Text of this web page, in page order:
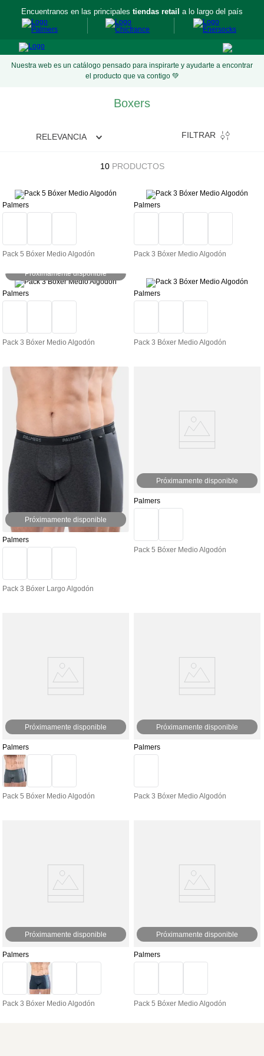
Encuentranos en las principales tiendas retail a lo largo del país
Nuestra web es un catálogo pensado para inspirarte y ayudarte a encontrar
el producto que va contigo 💚
Boxers
RELEVANCIA FILTRAR
10 PRODUCTOS
Palmers
Pack 5 Bóxer Medio Algodón
Palmers
Pack 3 Bóxer Medio Algodón
Próximamente disponible
Palmers
Pack 3 Bóxer Medio Algodón
Palmers
Pack 3 Bóxer Medio Algodón
Próximamente disponible
Palmers
Pack 3 Bóxer Largo Algodón
Próximamente disponible
Palmers
Pack 5 Bóxer Medio Algodón
Próximamente disponible
Palmers
Pack 5 Bóxer Medio Algodón
Próximamente disponible
Palmers
Pack 3 Bóxer Medio Algodón
Próximamente disponible
Palmers
Pack 3 Bóxer Medio Algodón
Próximamente disponible
Palmers
Pack 5 Bóxer Medio Algodón